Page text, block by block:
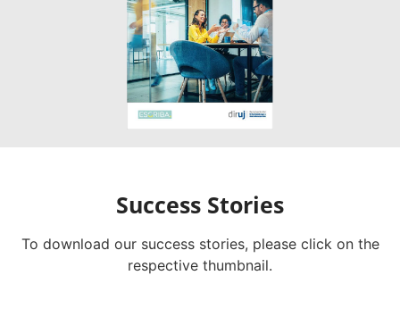
Success Stories
To download our success stories, please click on the
respective thumbnail.